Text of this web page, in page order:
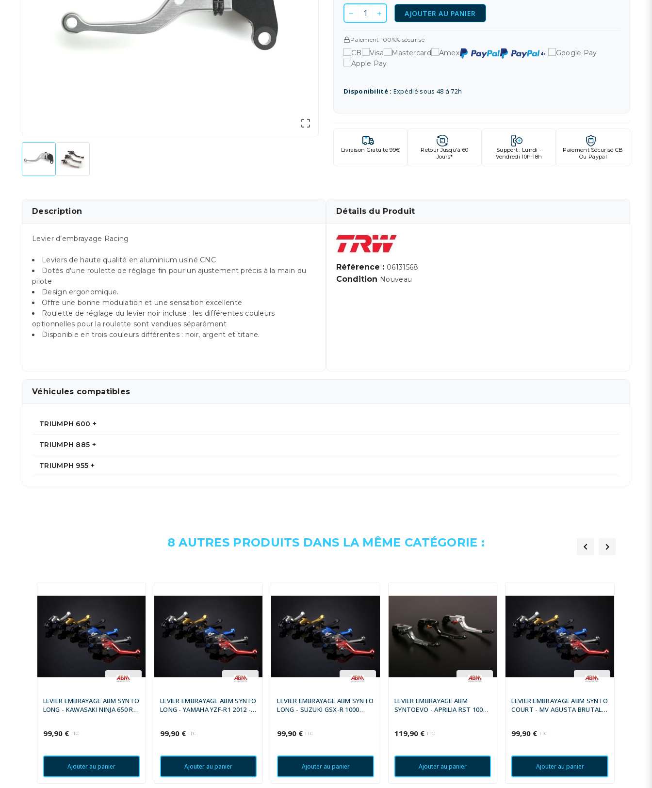

AJOUTER AU PANIER
Paiement 100%% sécurisé
Disponibilité : Expédié sous 48 à 72h
Livraison Gratuite 99€
Retour Jusqu'à 60
Jours*
Support : Lundi -
Vendredi 10h-18h
Paiement Sécurisé CB
Ou Paypal
Description
Levier d’embrayage Racing
Leviers de haute qualité en aluminium usiné CNC
Dotés d'une roulette de réglage fin pour un ajustement précis à la main du
pilote
Design ergonomique.
Offre une bonne modulation et une sensation excellente
Roulette de réglage du levier noir incluse ; les différentes couleurs
optionnelles pour la roulette sont vendues séparément
Disponible en trois couleurs différentes : noir, argent et titane.
Détails du Produit
Référence : 06131568
Condition Nouveau
Véhicules compatibles
TRIUMPH 600 +
TRIUMPH 885 +
TRIUMPH 955 +
8 AUTRES PRODUITS DANS LA MÊME CATÉGORIE :  
LEVIER EMBRAYAGE ABM SYNTO
LONG - KAWASAKI NINJA 650 R
99,90 € TTC
Ajouter au panier
LEVIER EMBRAYAGE ABM SYNTO
LONG - YAMAHA YZF-R1 2012 -
99,90 € TTC
Ajouter au panier
LEVIER EMBRAYAGE ABM SYNTO
LONG - SUZUKI GSX-R 1000
99,90 € TTC
Ajouter au panier
LEVIER EMBRAYAGE ABM
SYNTOEVO - APRILIA RST 1000
119,90 € TTC
Ajouter au panier
LEVIER EMBRAYAGE ABM SYNTO
COURT - MV AGUSTA BRUTALE
99,90 € TTC
Ajouter au panier